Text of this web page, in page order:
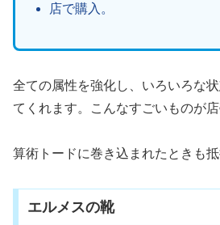
店で購入。
全ての属性を強化し、いろいろな
てくれます。こんなすごいものが
算術トードに巻き込まれたときも抵
エルメスの靴